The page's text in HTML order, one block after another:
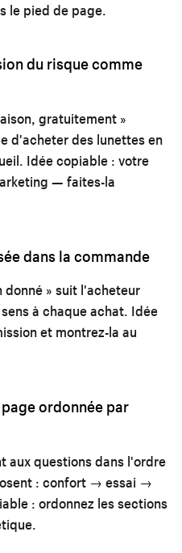
le pied de page.
du risque comme
gratuitement »
d'acheter des lunettes en
Idée copiable : votre
— faites-la
dans la commande
donné » suit l'acheteur
à chaque achat. Idée
et montrez-la au
ordonnée par
aux questions dans l'ordre
: confort → essai →
: ordonnez les sections